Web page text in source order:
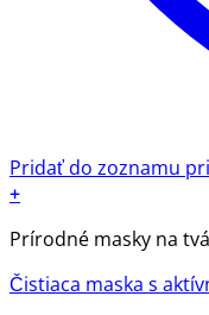
Pridať do zoznamu
+
Prírodné masky na
Čistiaca maska s